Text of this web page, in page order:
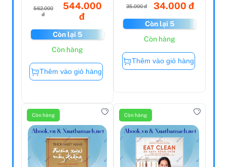
562.000
đ
544.000
đ
Còn lại 5
Còn hàng
Thêm vào giỏ hàng
35.000 đ 34.000 đ
Còn lại 5
Còn hàng
Thêm vào giỏ hàng
Còn hàng Còn hàng